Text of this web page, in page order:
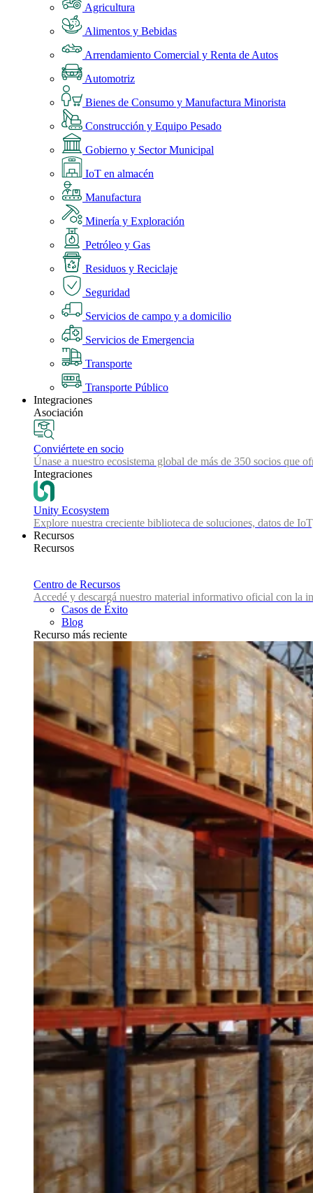
Agricultura
Alimentos y Bebidas
Arrendamiento Comercial y Renta de Autos
Automotriz
Bienes de Consumo y Manufactura Minorista
Construcción y Equipo Pesado
Gobierno y Sector Municipal
IoT en almacén
Manufactura
Minería y Exploración
Petróleo y Gas
Residuos y Reciclaje
Seguridad
Servicios de campo y a domicilio
Servicios de Emergencia
Transporte
Transporte Público
Integraciones
Asociación
Conviértete en socio
Únase a nuestro ecosistema global de más de 350 socios que
Integraciones
Unity Ecosystem
Explore nuestra creciente biblioteca de soluciones, datos de
Recursos
Recursos
Centro de Recursos
Accedé y descargá nuestro material informativo oficial con la
Casos de Éxito
Blog
Recurso más reciente